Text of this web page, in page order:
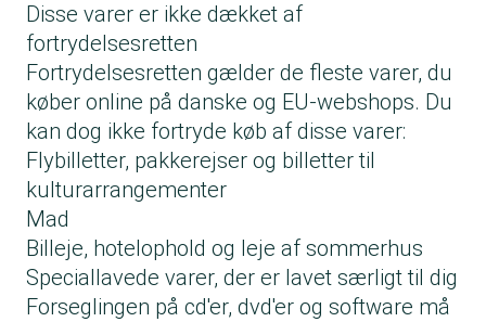
Disse varer er ikke dækket af
fortrydelsesretten
Fortrydelsesretten gælder de fleste varer, du
køber online på danske og EU-webshops. Du
kan dog ikke fortryde køb af disse varer:
Flybilletter, pakkerejser og billetter til
kulturarrangementer
Mad
Billeje, hotelophold og leje af sommerhus
Speciallavede varer, der er lavet særligt til dig
Forseglingen på cd'er, dvd'er og software må